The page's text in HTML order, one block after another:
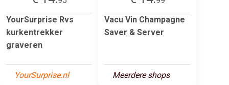
YourSurprise Rvs
kurkentrekker
graveren
YourSurprise.nl
Vacu Vin Champagne
Saver & Server
Meerdere shops